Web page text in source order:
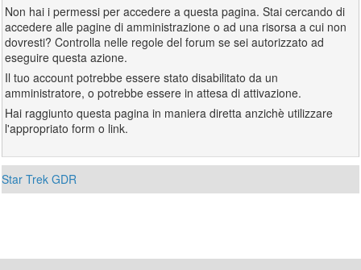
Non hai i permessi per accedere a questa pagina. Stai cercando di
accedere alle pagine di amministrazione o ad una risorsa a cui non
dovresti? Controlla nelle regole del forum se sei autorizzato ad
eseguire questa azione.
Il tuo account potrebbe essere stato disabilitato da un
amministratore, o potrebbe essere in attesa di attivazione.
Hai raggiunto questa pagina in maniera diretta anzichè utilizzare
l'appropriato form o link.
Star Trek GDR